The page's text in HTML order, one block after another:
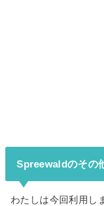
Spreewaldのその
わたしは今回利用し